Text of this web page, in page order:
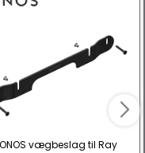
vægbeslag til Ray